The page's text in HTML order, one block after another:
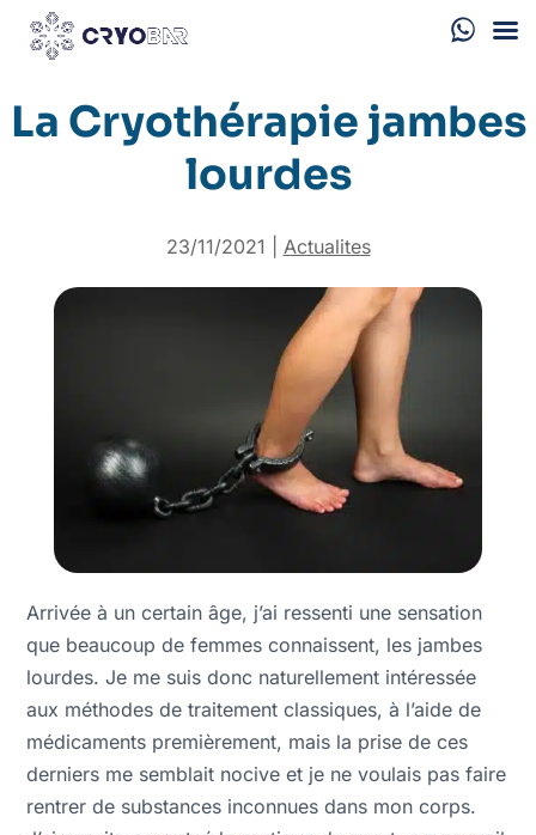
La Cryothérapie jambes
lourdes
23/11/2021 Actualites
Arrivée à un certain âge, j’ai ressenti une sensation
que beaucoup de femmes connaissent, les jambes
lourdes. Je me suis donc naturellement intéressée
aux méthodes de traitement classiques, à l’aide de
médicaments premièrement, mais la prise de ces
derniers me semblait nocive et je ne voulais pas faire
rentrer de substances inconnues dans mon corps.